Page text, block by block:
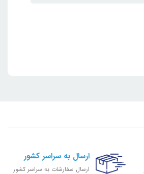
ارسال به سراسر کشور
ارسال سفارشات به سراسر کشور